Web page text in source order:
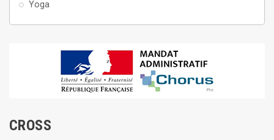
Yoga
CROSS